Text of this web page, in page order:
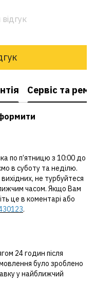
Сервіс та
по п’ятницю з 10:00 до
в суботу та неділю.
не турбуйтеся
часом. Якщо Вам
це в коментарі або
.
24 годин після
було зроблено
у найближчий